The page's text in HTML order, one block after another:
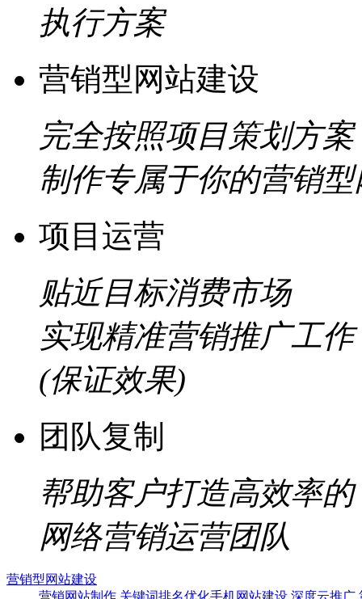
执行方案
营销型网站建设
完全按照项目策划方案
制作专属于你的营销
项目运营
贴近目标消费市场
实现精准营销推广工作
(保证效果)
团队复制
帮助客户打造高效率的
网络营销运营团队
营销型网站建设
营销网站制作 关键词排名优化手机网站建设 深度云推广